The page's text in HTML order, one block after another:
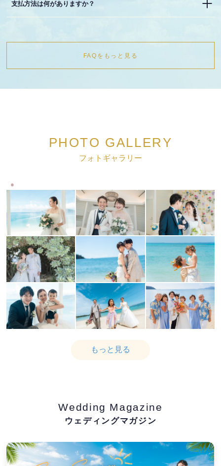
支払方法は何がありますか？
FAQをもっと見る
PHOTO GALLERY
フォトギャラリー
もっと見る
Wedding Magazine
ウェディングマガジン